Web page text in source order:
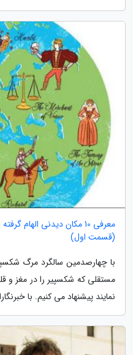
معرفی 10 مکان دیدنی
(قسمت اول)
مستقلی که شکسپیر را در مغز
نمایند پیشنهاد می کنیم. با